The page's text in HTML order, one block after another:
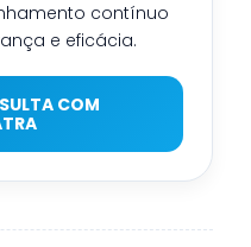
contínuo
e eficácia.
COM